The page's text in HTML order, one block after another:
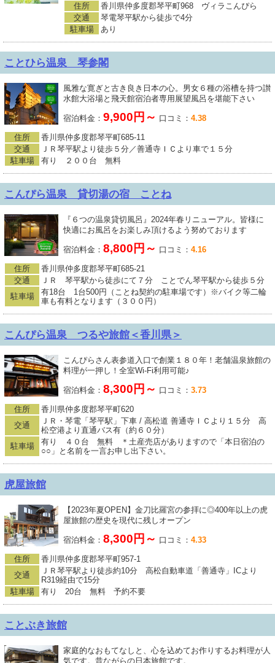
住所
香川県仲多度郡琴平町968 ヴィラこんぴら
交通
琴電琴平駅から徒歩で4分
駐車場
あり
ことひら温泉 琴参閣
風雅な寛ぎと古き良き日本の心。男女６種の浴槽を持つ讃
水館大浴場と飛天館宿泊者専用展望風呂を堪能下さい
宿泊料金： 9,900円～ 口コミ： 4.38
住所
香川県仲多度郡琴平町685-11
交通
ＪＲ琴平駅より徒歩５分／善通寺ＩＣより車で１５分
駐車場
有り ２００台 無料
こんぴら温泉 貸切湯の宿 ことね
『６つの温泉貸切風呂』2024年春リニューアル。皆様に
快適にお風呂をお楽しみ頂けるよう努めております
宿泊料金： 8,800円～ 口コミ： 4.16
住所
香川県仲多度郡琴平町685-21
交通
ＪＲ 琴平駅から徒歩にて７分 ことでん琴平駅から徒歩５分
駐車場
有18台 1台500円（ことね契約の駐車場です）※バイク等二輪
車も有料となります（３００円）
こんぴら温泉 つるや旅館＜香川県＞
こんぴらさん表参道入口で創業１８０年！老舗温泉旅館の
料理が一押し！全室Wi-Fi利用可能♪
宿泊料金： 8,300円～ 口コミ： 3.73
住所
香川県仲多度郡琴平町620
交通
ＪＲ・琴電「琴平駅」下車 / 高松道 善通寺ＩＣより１５分 高
松空港より直通バス有（約６０分）
駐車場
有り ４０台 無料 ＊土産売店がありますので「本日宿泊の
○○」と名前を一言お申し出下さい。
虎屋旅館
【2023年夏OPEN】金刀比羅宮の参拝に◎400年以上の虎
屋旅館の歴史を現代に残しオープン
宿泊料金： 8,300円～ 口コミ： 4.33
住所
香川県仲多度郡琴平町957-1
交通
ＪＲ琴平駅より徒歩約10分 高松自動車道「善通寺」ICより
R319経由で15分
駐車場
有り 20台 無料 予約不要
ことぶき旅館
家庭的なおもてなしと、心を込めてお作りするお料理が人
気です。昔ながらの日本旅館です。